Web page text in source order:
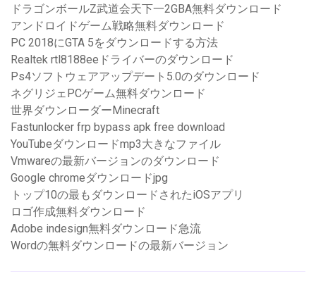
ドラゴンボールZ武道会天下一2GBA無料ダウンロード
アンドロイドゲーム戦略無料ダウンロード
PC 2018にGTA 5をダウンロードする方法
Realtek rtl8188eeドライバーのダウンロード
Ps4ソフトウェアアップデート5.0のダウンロード
ネグリジェPCゲーム無料ダウンロード
世界ダウンローダーMinecraft
Fastunlocker frp bypass apk free download
YouTubeダウンロードmp3大きなファイル
Vmwareの最新バージョンのダウンロード
Google chromeダウンロードjpg
トップ10の最もダウンロードされたiOSアプリ
ロゴ作成無料ダウンロード
Adobe indesign無料ダウンロード急流
Wordの無料ダウンロードの最新バージョン